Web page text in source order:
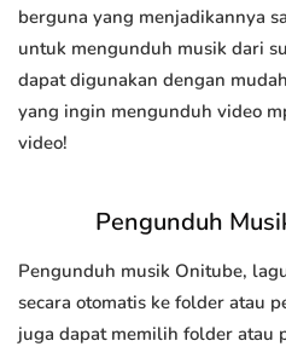
berguna yang menjadikannya
untuk mengunduh musik dari
dapat digunakan dengan
yang ingin mengunduh video
video!
Pengunduh
Pengunduh musik Onitube,
secara otomatis ke folder atau
juga dapat memilih folder atau